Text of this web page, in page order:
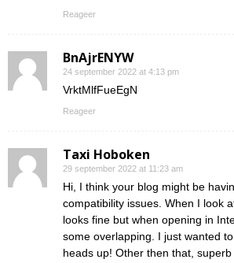
Reageer
BnAjrENYW
24 september 2022 at 4:13 pm
VrktMlfFueEgN
Reageer
Taxi Hoboken
29 september 2022 at 11:23 am
Hi, I think your blog might be
compatibility issues. When I look
looks fine but when opening in
some overlapping. I just wanted
heads up! Other then that, superb